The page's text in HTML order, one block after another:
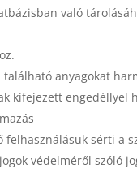
való
található anyagokat
kifejezett engedéllyel
felhasználásuk sérti a
védelméről szóló